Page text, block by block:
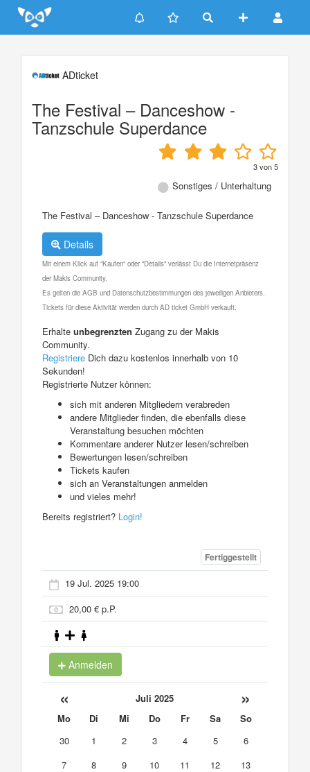
Update cookies preferences
ADticket
The Festival – Danceshow -
Tanzschule Superdance
3von5
Sonstiges / Unterhaltung
The Festival – Danceshow - Tanzschule Superdance
Details
Mit einem Klick auf "Kaufen" oder "Details" verlässt Du die Internetpräsenz
der Makis Community.
Es gelten die AGB und Datenschutzbestimmungen des jeweiligen Anbieters.
Tickets für diese Aktivität werden durch AD ticket GmbH verkauft.
Erhalte unbegrenzten Zugang zu der Makis
Community.
Registriere Dich dazu kostenlos innerhalb von 10
Sekunden!
Registrierte Nutzer können:
sich mit anderen Mitgliedern verabreden
andere Mitglieder finden, die ebenfalls diese
Veranstaltung besuchen möchten
Kommentare anderer Nutzer lesen/schreiben
Bewertungen lesen/schreiben
Tickets kaufen
sich an Veranstaltungen anmelden
und vieles mehr!
Bereits registriert? Login!
Fertiggestellt
19 Jul. 2025 19:00
20,00 € p.P.
Anmelden
« Juli 2025 »
Mo Di Mi Do Fr Sa
So
30
1 2 3 4 5
6
7
8 9 10 11 12
13